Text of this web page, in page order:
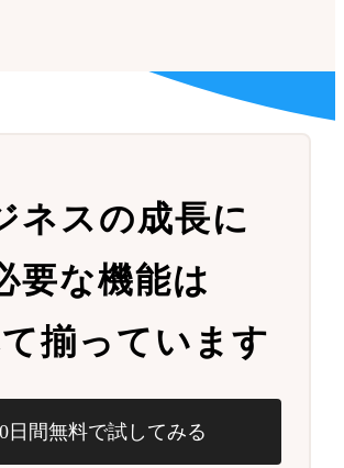
ネスの成長に
要な機能は
揃っています
日間無料で試してみる